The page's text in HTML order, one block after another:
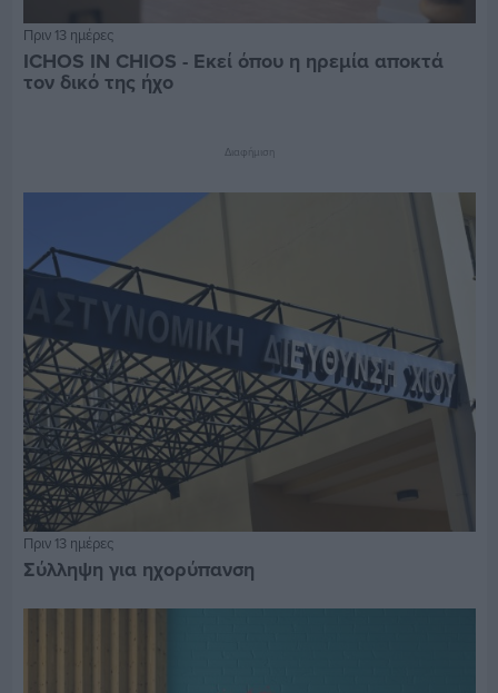
Πριν 13 ημέρες
ICHOS IN CHIOS - Εκεί όπου η ηρεμία αποκτά
τον δικό της ήχο
Διαφήμιση
Πριν 13 ημέρες
Σύλληψη για ηχορύπανση